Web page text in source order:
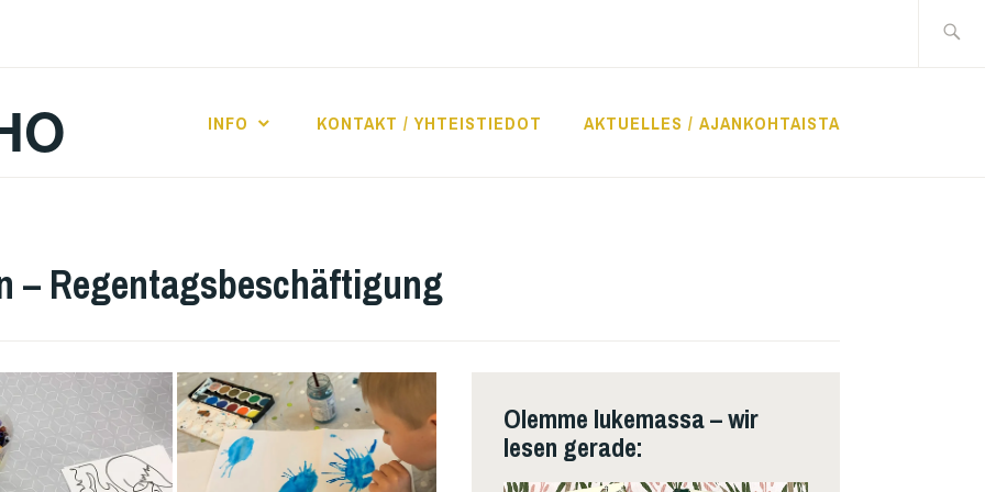
nach:
INFO KONTAKT / YHTEISTIEDOT AKTUELLES / AJANKOHTAISTA
– Regentagsbeschäftigung
Olemme lukemassa – wir
lesen gerade: